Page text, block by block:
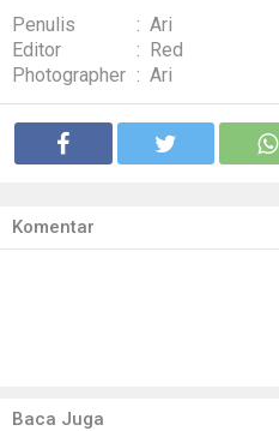
Penulis : Ari
Editor
: Red
Photographer : Ari
Komentar
Baca Juga